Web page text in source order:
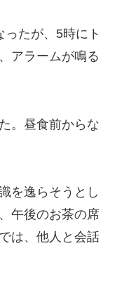
たが、5時にト
アラームが鳴る
。昼食前からな
を逸らそうとし
午後のお茶の席
は、他人と会話